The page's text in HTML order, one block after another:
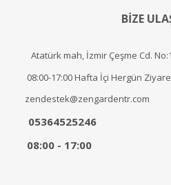
BİZE
Atatürk mah, İzmir Çeşme Cd.
08:00-17:00 Hafta İçi Hergün
zendestek@zengardentr.com
05364525246
08:00 - 17:00